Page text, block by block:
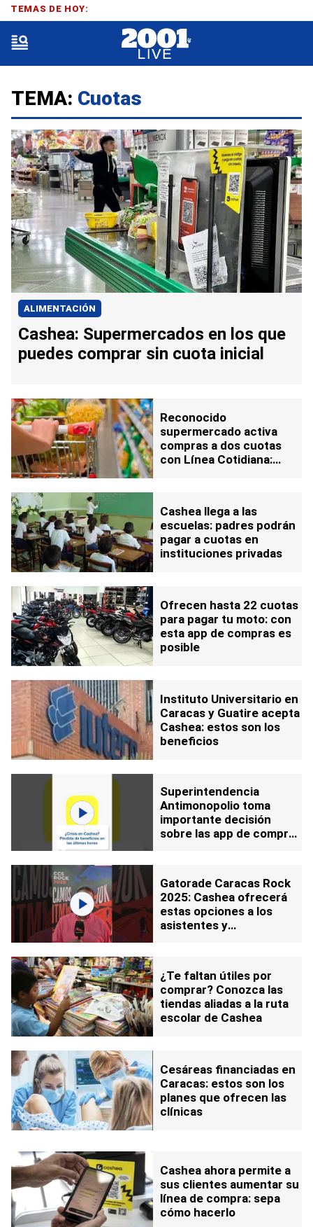
TEMA: Cuotas
ALIMENTACIÓN
Cashea: Supermercados en los que
puedes comprar sin cuota inicial
Reconocido
supermercado activa
compras a dos cuotas
con Línea Cotidiana:
Cashea llega a las
escuelas: padres podrán
pagar a cuotas en
instituciones privadas
Ofrecen hasta 22 cuotas
para pagar tu moto: con
esta app de compras es
posible
Instituto Universitario en
Caracas y Guatire acepta
Cashea: estos son los
beneficios
Superintendencia
Antimonopolio toma
importante decisión
sobre las app de compras
Gatorade Caracas Rock
2025: Cashea ofrecerá
estas opciones a los
asistentes y
¿Te faltan útiles por
comprar? Conozca las
tiendas aliadas a la ruta
escolar de Cashea
Cesáreas financiadas en
Caracas: estos son los
planes que ofrecen las
clínicas
Cashea ahora permite a
sus clientes aumentar su
línea de compra: sepa
cómo hacerlo
TEMAS DE HOY: